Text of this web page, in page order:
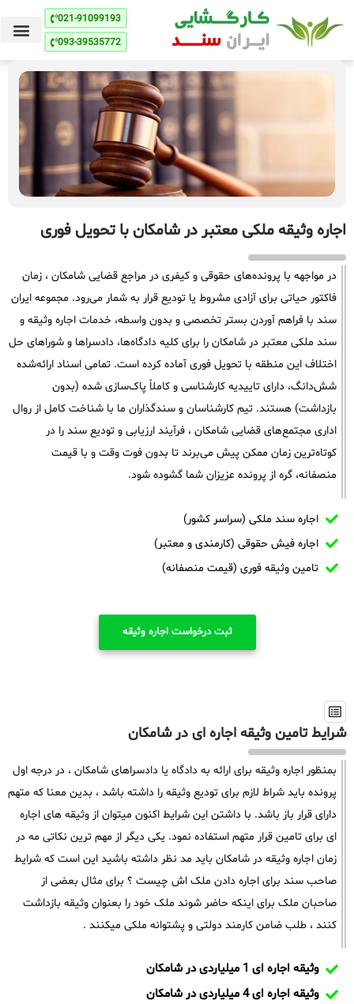
021-91099193
093-39535772
اجاره وثیقه ملکی معتبر در شامکان با تحویل فوری
در مواجهه با پرونده‌های حقوقی و کیفری در مراجع قضایی شامکان ، زمان
فاکتور حیاتی برای آزادی مشروط یا تودیع قرار به شمار می‌رود. مجموعه ایران
سند با فراهم آوردن بستر تخصصی و بدون واسطه، خدمات اجاره وثیقه و
سند ملکی معتبر در شامکان را برای کلیه دادگاه‌ها، دادسراها و شوراهای حل
اختلاف این منطقه با تحویل فوری آماده کرده است. تمامی اسناد ارائه‌شده
شش‌دانگ، دارای تاییدیه کارشناسی و کاملاً پاک‌سازی شده (بدون
بازداشت) هستند. تیم کارشناسان و سندگذاران ما با شناخت کامل از روال
اداری مجتمع‌های قضایی شامکان ، فرآیند ارزیابی و تودیع سند را در
کوتاه‌ترین زمان ممکن پیش می‌برند تا بدون فوت وقت و با قیمت
منصفانه، گره از پرونده عزیزان شما گشوده شود.
اجاره سند ملکی (سراسر کشور)
اجاره فیش حقوقی (کارمندی و معتبر)
تامین وثیقه فوری (قیمت منصفانه)
ثبت درخواست اجاره وثیقه
شرایط تامین وثیقه اجاره ای در شامکان
بمنظور اجاره وثیقه برای ارائه به دادگاه یا دادسراهای شامکان ، در درجه اول
پرونده باید شراط لازم برای تودیع وثیقه را داشته باشد ، بدین معنا که متهم
دارای قرار باز باشد. با داشتن این شرایط اکنون میتوان از وثیقه های اجاره
ای برای تامین قرار متهم استفاده نمود. یکی دیگر از مهم ترین نکاتی مه در
زمان اجاره وثیقه در شامکان باید مد نظر داشته باشید این است که شرایط
صاحب سند برای اجاره دادن ملک اش چیست ؟ برای مثال بعضی از
صاحبان ملک برای اینکه حاضر شوند ملک خود را بعنوان وثیقه بازداشت
کنند ، طلب ضامن کارمند دولتی و پشتوانه ملکی میکنند .
وثیقه اجاره ای 1 میلیاردی در شامکان
وثیقه اجاره ای 4 میلیاردی در شامکان